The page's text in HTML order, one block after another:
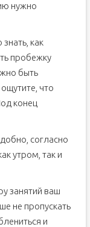
нужно
как
пробежку
быть
что
конец
согласно
утром, так и
занятий ваш
не пропускать
и